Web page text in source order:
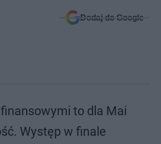
Dodaj do Google
to dla Mai
Występ w finale